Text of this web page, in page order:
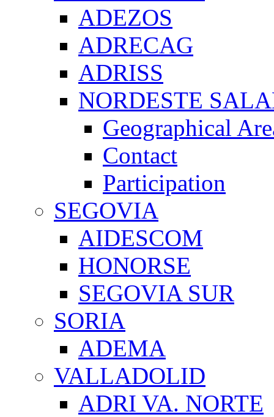
ADEZOS
ADRECAG
ADRISS
NORDESTE
Geographical
Contact
Participation
SEGOVIA
AIDESCOM
HONORSE
SEGOVIA SUR
SORIA
ADEMA
VALLADOLID
ADRI VA. NORTE